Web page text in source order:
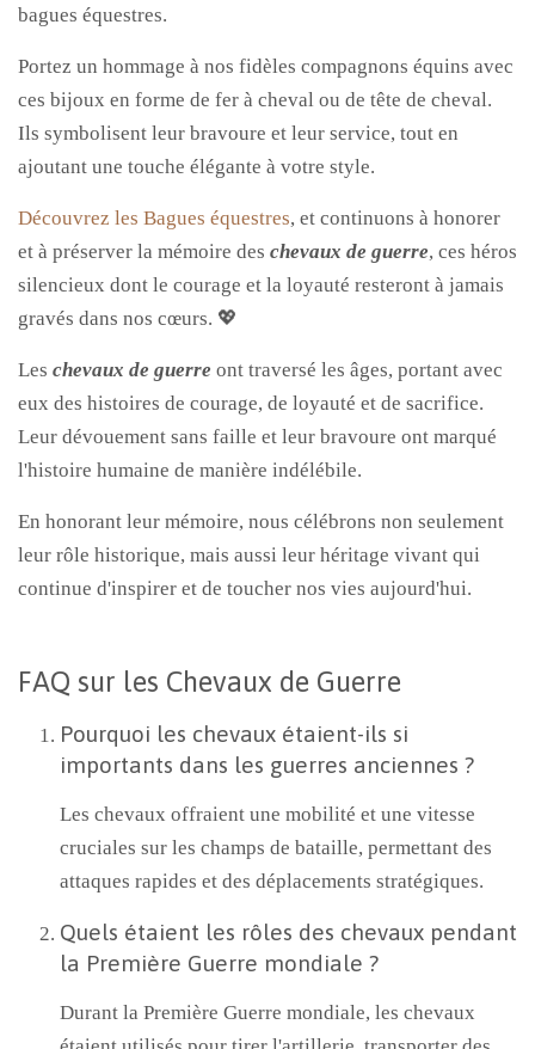
bagues équestres.
Portez un hommage à nos fidèles compagnons équins avec
ces bijoux en forme de fer à cheval ou de tête de cheval.
Ils symbolisent leur bravoure et leur service, tout en
ajoutant une touche élégante à votre style.
Découvrez les Bagues équestres, et continuons à honorer
et à préserver la mémoire des chevaux de guerre, ces héros
silencieux dont le courage et la loyauté resteront à jamais
gravés dans nos cœurs. 💖
Les chevaux de guerre ont traversé les âges, portant avec
eux des histoires de courage, de loyauté et de sacrifice.
Leur dévouement sans faille et leur bravoure ont marqué
l'histoire humaine de manière indélébile.
En honorant leur mémoire, nous célébrons non seulement
leur rôle historique, mais aussi leur héritage vivant qui
continue d'inspirer et de toucher nos vies aujourd'hui.
FAQ sur les Chevaux de Guerre
Pourquoi les chevaux étaient-ils si
importants dans les guerres anciennes ?
Les chevaux offraient une mobilité et une vitesse
cruciales sur les champs de bataille, permettant des
attaques rapides et des déplacements stratégiques.
Quels étaient les rôles des chevaux pendant
la Première Guerre mondiale ?
Durant la Première Guerre mondiale, les chevaux